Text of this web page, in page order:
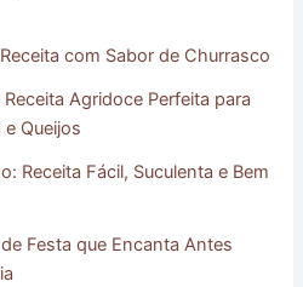
com Sabor de Churrasco
Agridoce Perfeita para
Queijos
Receita Fácil, Suculenta e Bem
Festa que Encanta Antes